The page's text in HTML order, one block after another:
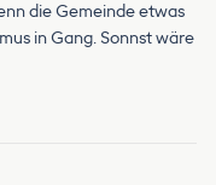
die Gemeinde etwas
in Gang. Sonnst wäre